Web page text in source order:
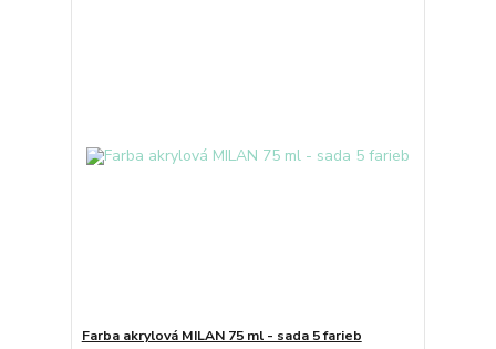
Farba akrylová MILAN 75 ml - sada 5 farieb